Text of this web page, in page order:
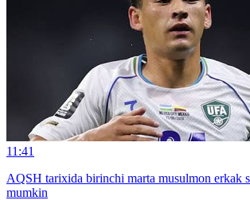
11:41
AQSH tarixida birinchi marta musulmon erkak
mumkin